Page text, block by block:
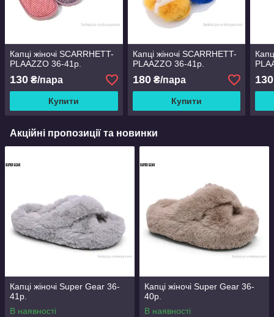
Капці жіночі SCARRHETT-
PLAAZZO 36-41р.
130 ₴/пара
Купити
Капці жіночі SCARRHETT-
PLAAZZO 36-41р.
180₴/пара
Купити
130
Акційні пропозиції та новинки
Капці жіночі Super Gear 36-
41р.
В наявності
Капці жіночі Super Gear 36-
40р.
В наявності